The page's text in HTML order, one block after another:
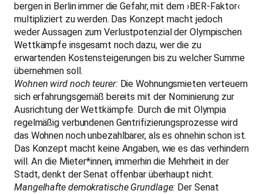
bergen in Berlin immer die Gefahr, mit dem ›BER-Faktor‹
multipliziert zu werden. Das Konzept macht jedoch
weder Aussagen zum Verlustpotenzial der Olympischen
Wettkämpfe insgesamt noch dazu, wer die zu
erwartenden Kostensteigerungen bis zu welcher Summe
übernehmen soll.
Wohnen wird noch teurer: Die Wohnungsmieten verteuern
sich erfahrungsgemäß bereits mit der Nominierung zur
Ausrichtung der Wettkämpfe. Durch die mit Olympia
regelmäßig verbundenen Gentrifizierungsprozesse wird
das Wohnen noch unbezahlbarer, als es ohnehin schon ist.
Das Konzept macht keine Angaben, wie es das verhindern
will. An die Mieter*innen, immerhin die Mehrheit in der
Stadt, denkt der Senat offenbar überhaupt nicht.
Mangelhafte demokratische Grundlage: Der Senat